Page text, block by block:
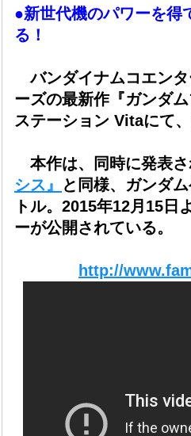
●新世代機のパワーを得
る！
バンダイナムコエンタ
ーズの最新作『ガンダ
ステーション Vitaにて
本作は、同時に発表さ
シス』
と同様、ガンダ
トル。2015年12月15
ーが公開されている。
http://